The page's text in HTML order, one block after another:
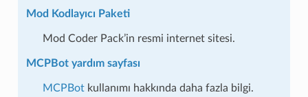
Mod Kodlayıcı Paketi
Mod Coder Pack’in resmi internet sitesi.
MCPBot yardım sayfası
MCPBotkullanımı hakkında daha fazla bilgi.